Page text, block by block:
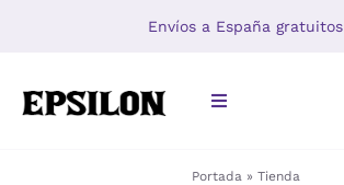
Envíos a España gratuitos
Toggle
Portada » Tienda